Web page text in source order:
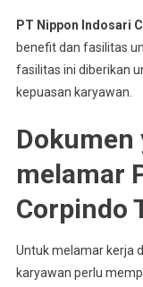
PT Nippon Indosari
benefit dan fasilitas
fasilitas ini diberikan
kepuasan karyawan.
Dokumen
melamar
Corpindo
Untuk melamar kerja
karyawan perlu